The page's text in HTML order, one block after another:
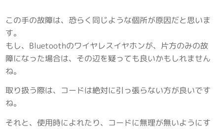
この手の故障は、恐らく同じような個所が原因だと思いま
す。
もし、Bluetoothのワイヤレスイヤホンが、片方のみの故
障になった場合は、その辺を疑っても良いかもしれません
ね。
取り扱う際は、コードは絶対に引っ張らない方が良いです
ね。
それと、使用時によれたり、コードに無理が無いようにす